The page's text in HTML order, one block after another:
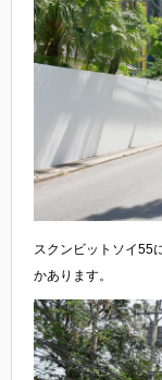
スクンビットソイ55
かあります。